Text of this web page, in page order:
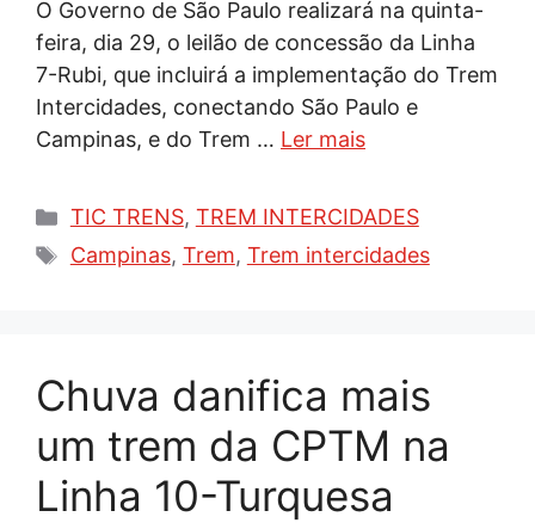
O Governo de São Paulo realizará na quinta-
feira, dia 29, o leilão de concessão da Linha
7-Rubi, que incluirá a implementação do Trem
Intercidades, conectando São Paulo e
Campinas, e do Trem … Ler mais
Categorias
TIC TRENS, TREM INTERCIDADES
Tags
Campinas, Trem, Trem intercidades
Chuva danifica mais
um trem da CPTM na
Linha 10-Turquesa